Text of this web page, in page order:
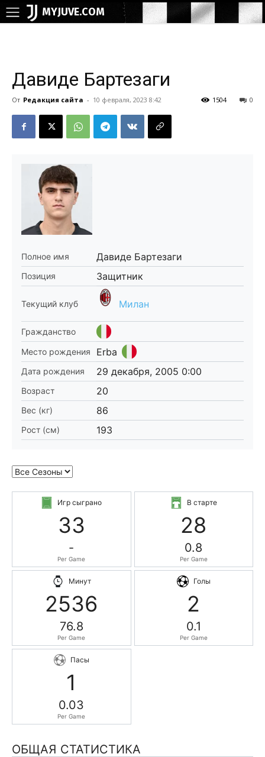
MYJUVE.COM
Давиде Бартезаги
От Редакция сайта - 10 февраля, 2023 8:42 0
1504
Полное имя Давиде Бартезаги
Позиция Защитник
Текущий клуб Милан
Гражданство
Место рождения
Erba
Дата рождения 29 декабря, 2005 0:00
Возраст 20
Вес (кг) 86
Рост (см) 193
Игр сыграно
33
-
Per Game
В старте
28
0.8
Per Game
Минут
2536
76.8
Per Game
Голы
2
0.1
Per Game
Пасы
1
0.03
Per Game
ОБЩАЯ СТАТИСТИКА